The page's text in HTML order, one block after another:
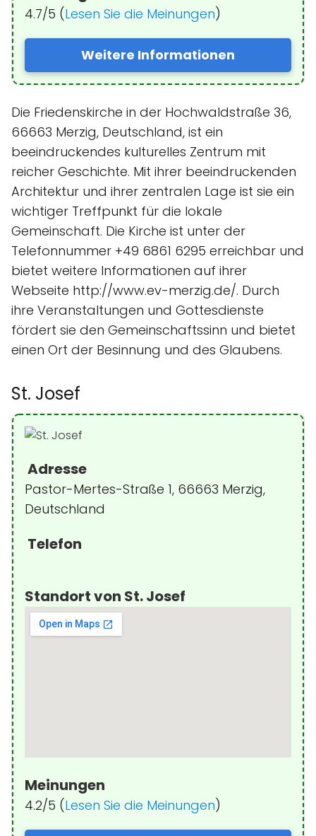
4.7/5 (Lesen Sie die Meinungen)
Weitere Informationen
Die Friedenskirche in der Hochwaldstraße 36,
66663 Merzig, Deutschland, ist ein
beeindruckendes kulturelles Zentrum mit
reicher Geschichte. Mit ihrer beeindruckenden
Architektur und ihrer zentralen Lage ist sie ein
wichtiger Treffpunkt für die lokale
Gemeinschaft. Die Kirche ist unter der
Telefonnummer +49 6861 6295 erreichbar und
bietet weitere Informationen auf ihrer
Webseite http://www.ev-merzig.de/. Durch
ihre Veranstaltungen und Gottesdienste
fördert sie den Gemeinschaftssinn und bietet
einen Ort der Besinnung und des Glaubens.
St. Josef
Adresse
Pastor-Mertes-Straße 1, 66663 Merzig,
Deutschland
Telefon
Standort von St. Josef
Meinungen
4.2/5 (Lesen Sie die Meinungen)